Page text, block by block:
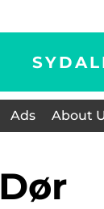
Ads About
dør